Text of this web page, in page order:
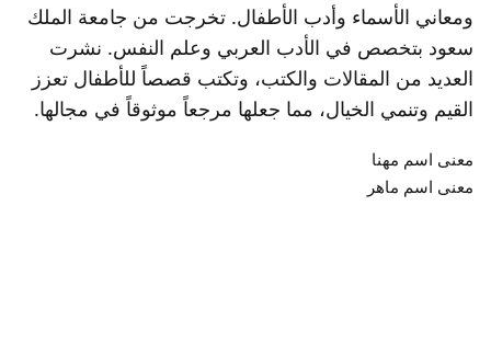
ومعاني الأسماء وأدب الأطفال. تخرجت من جامعة الملك
سعود بتخصص في الأدب العربي وعلم النفس. نشرت
العديد من المقالات والكتب، وتكتب قصصاً للأطفال تعزز
القيم وتنمي الخيال، مما جعلها مرجعاً موثوقاً في مجالها.
معنى اسم مهنا
معنى اسم ماهر